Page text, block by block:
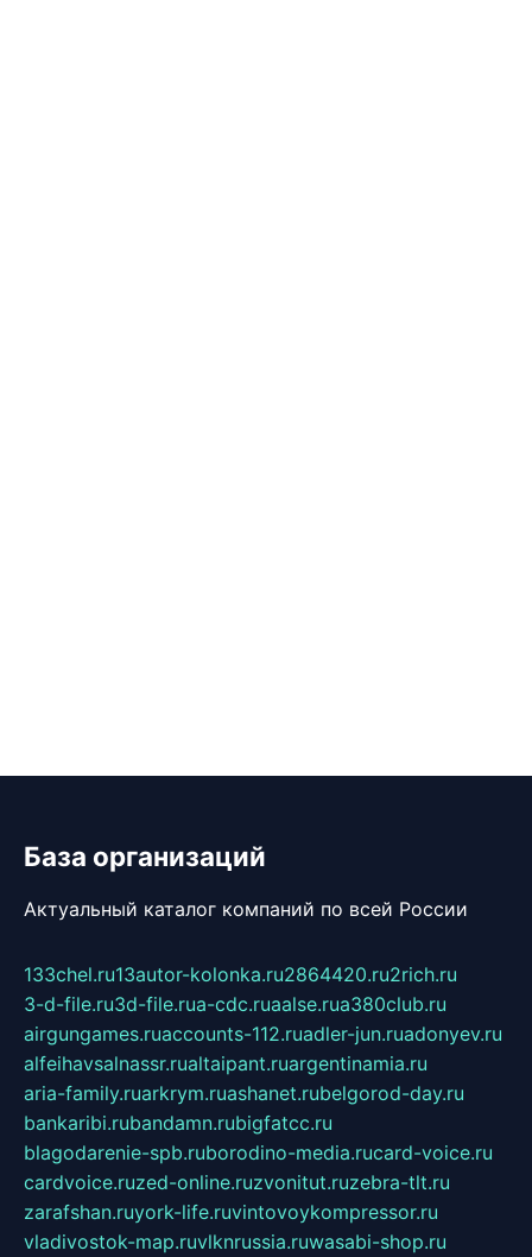
База организаций
Актуальный каталог компаний по всей России
133chel.ru13autor-kolonka.ru2864420.ru2rich.ru
3-d-file.ru3d-file.rua-cdc.ruaalse.rua380club.ru
airgungames.ruaccounts-112.ruadler-jun.ruadonyev.ru
alfeihavsalnassr.rualtaipant.ruargentinamia.ru
aria-family.ruarkrym.ruashanet.rubelgorod-day.ru
bankaribi.rubandamn.rubigfatcc.ru
blagodarenie-spb.ruborodino-media.rucard-voice.ru
cardvoice.ruzed-online.ruzvonitut.ruzebra-tlt.ru
zarafshan.ruyork-life.ruvintovoykompressor.ru
vladivostok-map.ruvlknrussia.ruwasabi-shop.ru